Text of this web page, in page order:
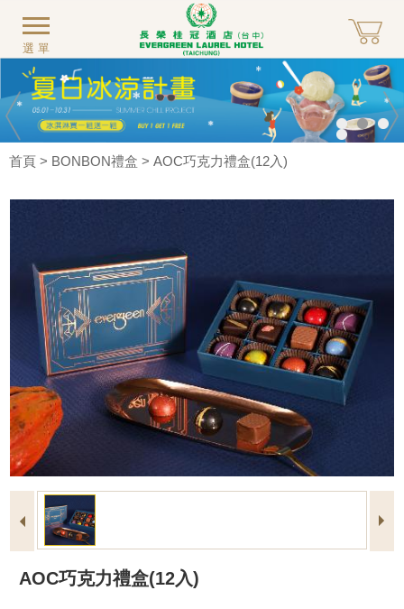
選單
首頁 > BONBON禮盒 > AOC巧克力禮盒(12入)
AOC巧克力禮盒(12入)